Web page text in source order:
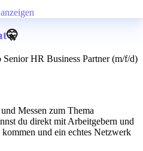
🤫
HR Business Partner (m/f/d)
Messen zum Thema
du direkt mit Arbeitgebern und
und ein echtes Netzwerk